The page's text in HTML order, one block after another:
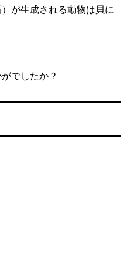
が生成される動物は貝に
でしたか？